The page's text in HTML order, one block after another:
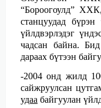
“Бороогоулд”
станцуудад бүрэн
үйлдвэрлэдэг
чадсан байна.
дараах бүтээн
-2004 онд жилд
сайжруулсан
удаа байгуулан